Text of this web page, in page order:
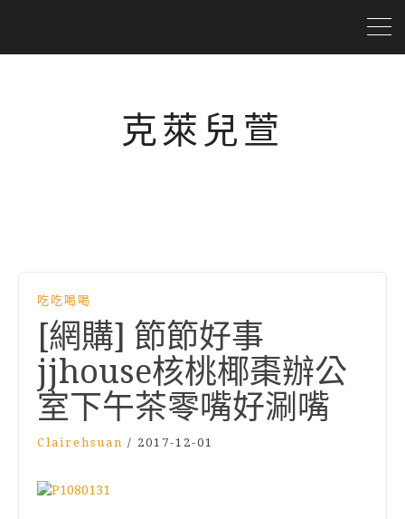
克萊兒萱
吃吃喝喝
[網購] 節節好事
jjhouse核桃椰棗辦公
室下午茶零嘴好涮嘴
Clairehsuan / 2017-12-01